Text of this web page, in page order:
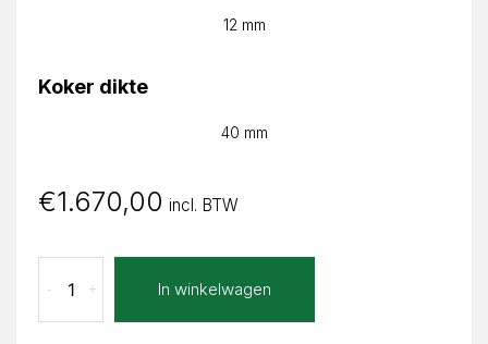
12 mm
Koker dikte
40 mm
€1.670,00 incl. BTW
Camila
Recht
+
- In winkelwagen